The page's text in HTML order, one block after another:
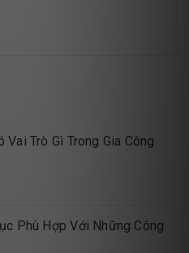
Vai Trò Gì Trong Gia Công
Phù Hợp Với Những Công